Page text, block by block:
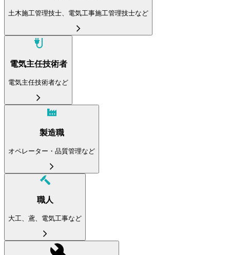
土木施工管理技士、電気工事施工管理技士など
電気主任技術者
電気主任技術者など
製造職
オペレーター・品質管理など
職人
大工、鳶、電気工事など